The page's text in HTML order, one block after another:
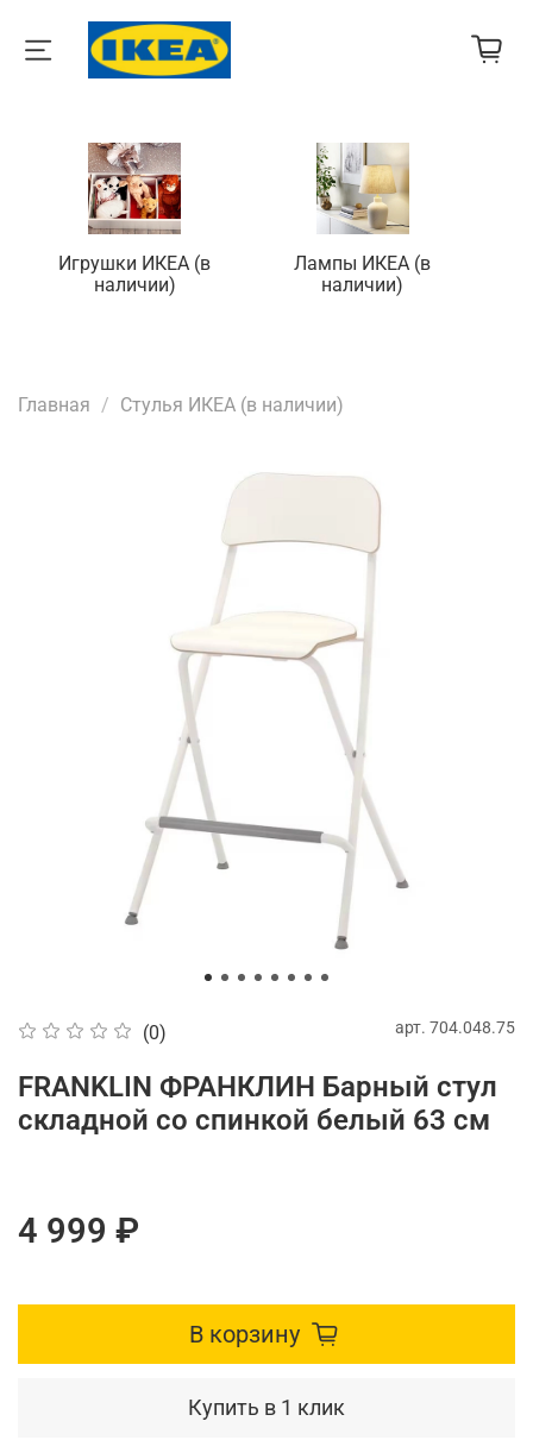
Игрушки ИКЕА (в
наличии)
Лампы ИКЕА (в
наличии)
Главная Стулья ИКЕА (в наличии)
(0) арт. 704.048.75
FRANKLIN ФРАНКЛИН Барный стул
складной со спинкой белый 63 см
4 999 ₽
В корзину
Купить в 1 клик